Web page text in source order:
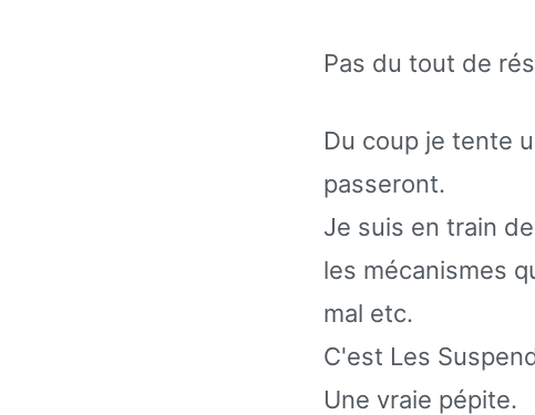
Pas du tout de
Du coup je tente
passeront.
Je suis en train
les mécanismes
mal etc.
C'est Les
Une vraie pépite.